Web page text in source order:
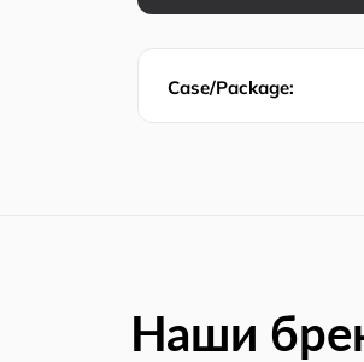
Case/Package:
Наши